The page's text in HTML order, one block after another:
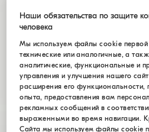
Наши обязательства по защите
человека
Мы используем файлы cookie первой
технические или аналогичные, а
аналитические, функциональные и
управления и улучшения нашего
расширения его функциональности,
опыта, предоставления вам
рекламных сообщений в
выраженными во время навигации.
Сайта мы используем файлы cookie